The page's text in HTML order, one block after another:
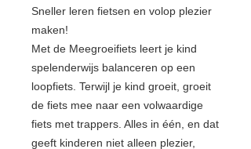
Sneller leren fietsen en volop plezier
maken!
Met de Meegroeifiets leert je kind
spelenderwijs balanceren op een
loopfiets. Terwijl je kind groeit, groeit
de fiets mee naar een volwaardige
fiets met trappers. Alles in één, en dat
geeft kinderen niet alleen plezier,